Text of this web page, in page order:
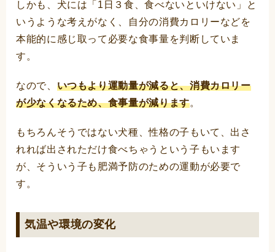
しかも、犬には「1日３食、食べないといけない」と
いうような考えがなく、自分の消費カロリーなどを
本能的に感じ取って必要な食事量を判断していま
す。
なので、 いつもより運動量が減ると、消費カロリー
が少なくなるため、食事量が減ります。
もちろんそうではない犬種、性格の子もいて、出さ
れれば出されただけ食べちゃうという子もいます
が、そういう子も肥満予防のための運動が必要で
す。
気温や環境の変化